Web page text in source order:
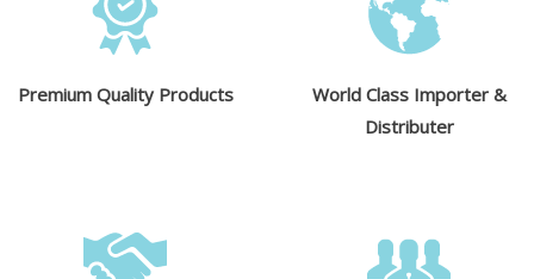
Premium Quality Products
World Class Importer &
Distributer